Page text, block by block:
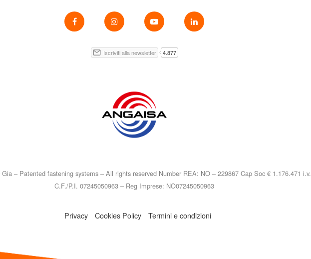
– Patented fastening systems – All rights reserved Number REA: NO – 229867 Cap Soc € 1.176.471 i.v.
C.F./P.I. 07245050963 – Reg Imprese: NO07245050963
Privacy Cookies Policy Termini e condizioni